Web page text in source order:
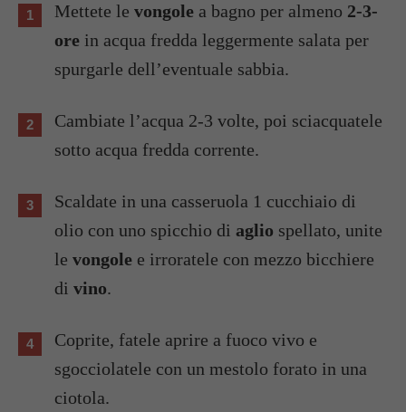
Mettete le vongole a bagno per almeno 2-3-
ore in acqua fredda leggermente salata per
spurgarle dell’eventuale sabbia.
Cambiate l’acqua 2-3 volte, poi sciacquatele
sotto acqua fredda corrente.
Scaldate in una casseruola 1 cucchiaio di
olio con uno spicchio di aglio spellato, unite
le vongole e irroratele con mezzo bicchiere
di vino.
Coprite, fatele aprire a fuoco vivo e
sgocciolatele con un mestolo forato in una
ciotola.